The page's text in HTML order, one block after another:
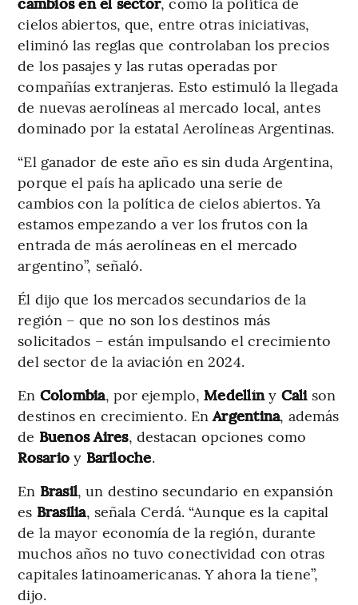
cielos abiertos, que, entre otras iniciativas,
eliminó las reglas que controlaban los precios
de los pasajes y las rutas operadas por
compañías extranjeras. Esto estimuló la llegada
de nuevas aerolíneas al mercado local, antes
dominado por la estatal Aerolíneas Argentinas.
“El ganador de este año es sin duda Argentina,
porque el país ha aplicado una serie de
cambios con la política de cielos abiertos. Ya
estamos empezando a ver los frutos con la
entrada de más aerolíneas en el mercado
argentino”, señaló.
Él dijo que los mercados secundarios de la
región – que no son los destinos más
solicitados – están impulsando el crecimiento
del sector de la aviación en 2024.
En Colombia, por ejemplo,Medellíny Cali son
destinos en crecimiento. EnArgentina, además
de Buenos Aires, destacan opciones como
Rosarioy Bariloche.
En Brasil, un destino secundario en expansión
es Brasilia, señala Cerdá. “Aunque es la capital
de la mayor economía de la región, durante
muchos años no tuvo conectividad con otras
capitales latinoamericanas. Y ahora la tiene”,
dijo.